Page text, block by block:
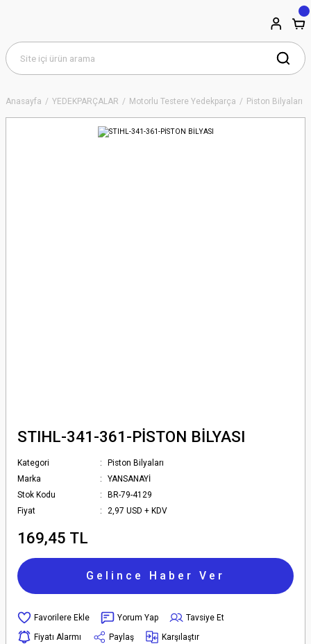
Anasayfa YEDEKPARÇALAR Motorlu Testere Yedekparça Piston Bilyaları
STIHL-341-361-PİSTON BİLYASI
Kategori
Piston Bilyaları
Marka
YANSANAYİ
Stok Kodu
BR-79-4129
Fiyat
2,97 USD + KDV
169,45 TL
Gelince Haber Ver
Yorum Yap
Tavsiye Et
Fiyatı Alarmı
Paylaş Karşılaştır